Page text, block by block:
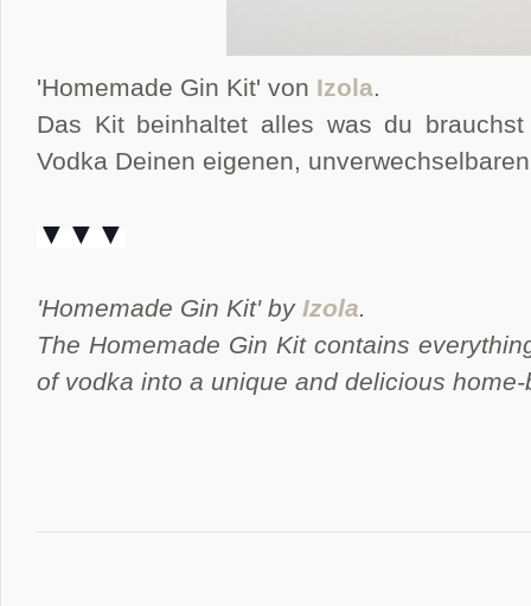
'Homemade Gin Kit' von Izola.
Das Kit beinhaltet alles was du
Vodka Deinen eigenen,
▼▼▼
'Homemade Gin Kit' by Izola.
The Homemade Gin Kit contains
of vodka into a unique and delicious